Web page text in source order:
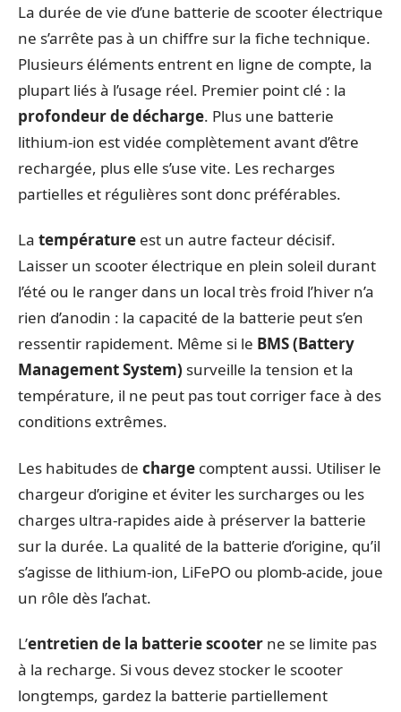
La durée de vie d’une batterie de scooter électrique
ne s’arrête pas à un chiffre sur la fiche technique.
Plusieurs éléments entrent en ligne de compte, la
plupart liés à l’usage réel. Premier point clé : la
profondeur de décharge. Plus une batterie
lithium-ion est vidée complètement avant d’être
rechargée, plus elle s’use vite. Les recharges
partielles et régulières sont donc préférables.
La température est un autre facteur décisif.
Laisser un scooter électrique en plein soleil durant
l’été ou le ranger dans un local très froid l’hiver n’a
rien d’anodin : la capacité de la batterie peut s’en
ressentir rapidement. Même si le BMS (Battery
Management System) surveille la tension et la
température, il ne peut pas tout corriger face à des
conditions extrêmes.
Les habitudes de charge comptent aussi. Utiliser le
chargeur d’origine et éviter les surcharges ou les
charges ultra-rapides aide à préserver la batterie
sur la durée. La qualité de la batterie d’origine, qu’il
s’agisse de lithium-ion, LiFePO ou plomb-acide, joue
un rôle dès l’achat.
L’entretien de la batterie scooter ne se limite pas
à la recharge. Si vous devez stocker le scooter
longtemps, gardez la batterie partiellement